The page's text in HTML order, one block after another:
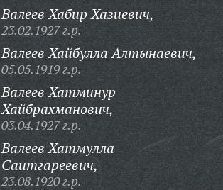
Валеев Хабир Хазиевич,
23.02.1927 г.р.
Валеев Хайбулла Алтынаевич,
05.05.1919 г.р.
Валеев Хатминур
Хайбрахманович,
03.04.1927 г.р.
Валеев Хатмулла
Саитгареевич,
23.08.1920 г.р.